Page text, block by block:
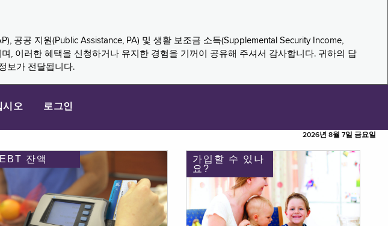
공공 지원(Public Assistance, PA) 및 생활 보조금 소득(Supplemental Security Income,
, 이러한 혜택을 신청하거나 유지한 경험을 기꺼이 공유해 주셔서 감사합니다. 귀하의 답
보가 전달됩니다.
시오 로그인
2026년 8월 7일 금요일
EBT 잔액
가입할 수 있나
요?